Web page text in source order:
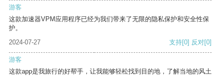
游客
这款加速器VPM应用程序已经为我们带来了无限的隐私保护和安全性保
护。
2024-07-27
支持[0] 反对[0]
游客
这款app是我旅行的好帮手，让我能够轻松找到目的地，了解当地的风土